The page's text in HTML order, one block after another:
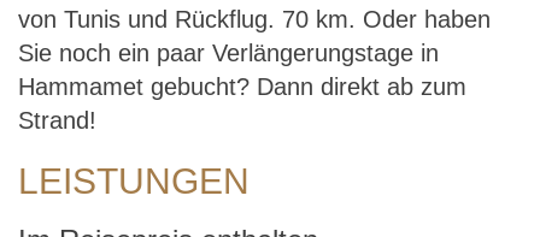
von Tunis und Rückflug. 70 km. Oder haben
Sie noch ein paar Verlängerungstage in
Hammamet gebucht? Dann direkt ab zum
Strand!
LEISTUNGEN